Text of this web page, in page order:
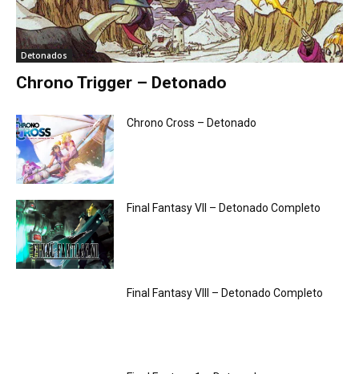
Detonados
Chrono Trigger – Detonado
Chrono Cross – Detonado
Final Fantasy VII – Detonado Completo
Final Fantasy VIII – Detonado Completo